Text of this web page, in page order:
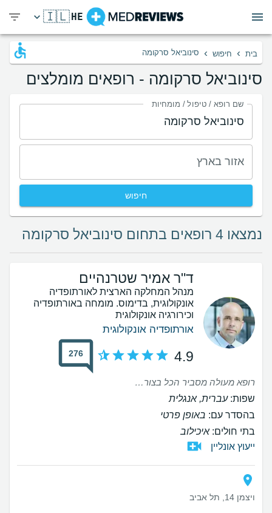
HE
🇮🇱
בית › חיפוש › סינוביאל סרקומה
סינוביאל סרקומה - רופאים מומלצים
שם רופא / טיפול / מומחיות
אזור בארץ
חיפוש
נמצאו 4 רופאים בתחום סינוביאל סרקומה
ד"ר אמיר שטרנהיים
מנהל המחלקה הארצית לאורתופדיה
אונקולוגית, בדימוס. מומחה באורתופדיה
וכירורגיה אונקולוגית
אורתופדיה אונקולוגית
4.9
276
רופא מעולה מסביר הכל בצורה יפה וברורה
שפות:עברית, אנגלית
בהסדר עם: באופן פרטי
בתי חולים:איכילוב
ייעוץ אונליין
ויצמן 14, תל אביב